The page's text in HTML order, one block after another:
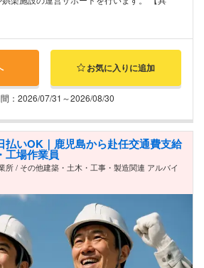
お気に入りに追加
：2026/07/31～2026/08/30
払いOK｜鹿児島から赴任交通費支給
工場作業員
/ その他建築・土木・工事・製造関連 アルバイ